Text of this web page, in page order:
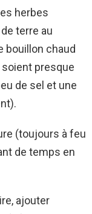
herbes
terre au
bouillon chaud
soient presque
de sel et une
(toujours à feu
de temps en
ajouter